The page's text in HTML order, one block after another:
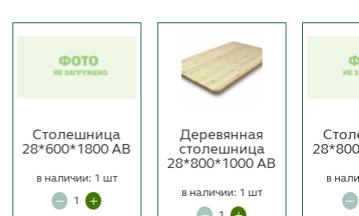
Столешница
28*600*1800 АВ
в наличии: 1 шт
Деревянная
столешница
28*800*1000 АВ
в наличии: 1 шт
в